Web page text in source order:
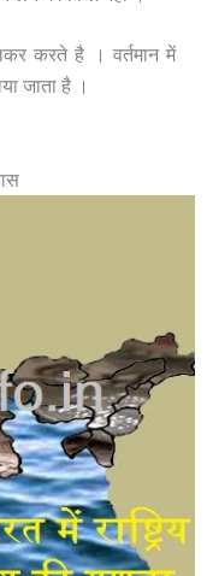
करते है । वर्तमान में
जाता है ।